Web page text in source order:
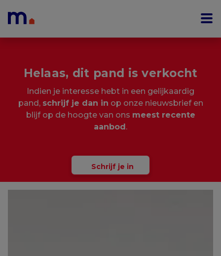
Helaas, dit pand is verkocht
Indien je interesse hebt in een gelijkaardig
pand, schrijf je dan in op onze nieuwsbrief en
blijf op de hoogte van ons meest recente
aanbod.
Schrijf je in